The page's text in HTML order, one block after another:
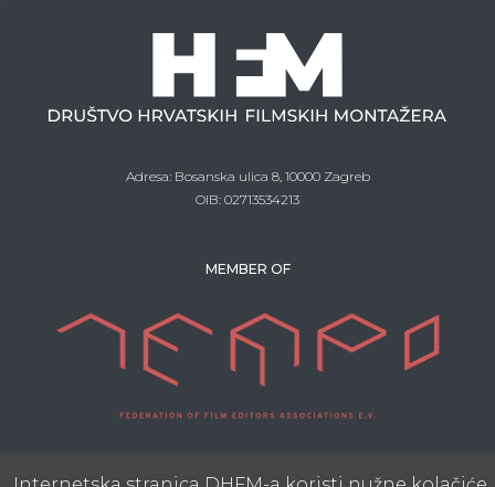
Adresa: Bosanska ulica 8, 10000 Zagreb
OIB: 02713534213
MEMBER OF